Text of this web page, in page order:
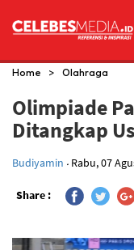
Home > Olahraga
Olimpiade
Ditangkap
Budiyamin . Rabu, 07
Share :